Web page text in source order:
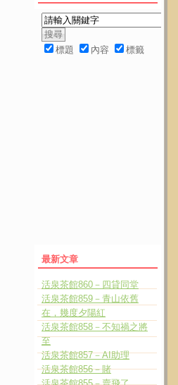
標題 內容 標籤
最新文章
活泉茶館860－四貸同堂
活泉茶館859－青山依舊
在，幾度夕陽紅
活泉茶館858－不知禍之將
至
活泉茶館857－AI助理
活泉茶館856－賭